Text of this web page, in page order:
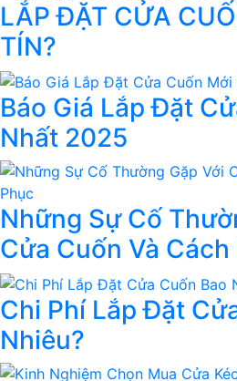
LẮP ĐẶT CỬA
TÍN?
Báo Giá Lắp Đặt
Nhất 2025
Những Sự Cố
Cửa Cuốn Và
Chi Phí Lắp Đặt
Nhiêu?